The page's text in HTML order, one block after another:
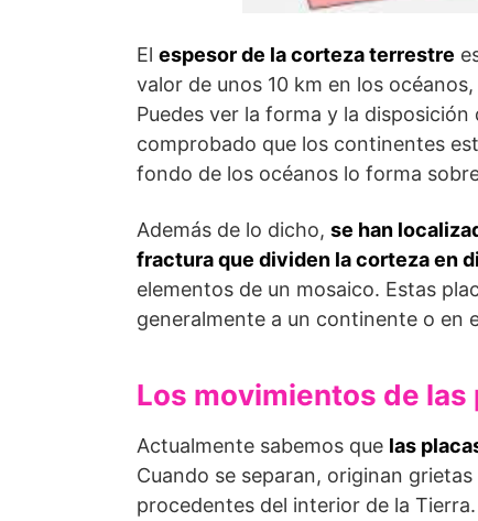
El espesor de la corteza terrestre
valor de unos 10 km en los
Puedes ver la forma y la
comprobado que los continentes
fondo de los océanos lo forma
Además de lo dicho, se han
fractura que dividen la corteza en
elementos de un mosaico. Estas
generalmente a un continente o en
Los movimientos de las
Actualmente sabemos que las
Cuando se separan, originan
procedentes del interior de la